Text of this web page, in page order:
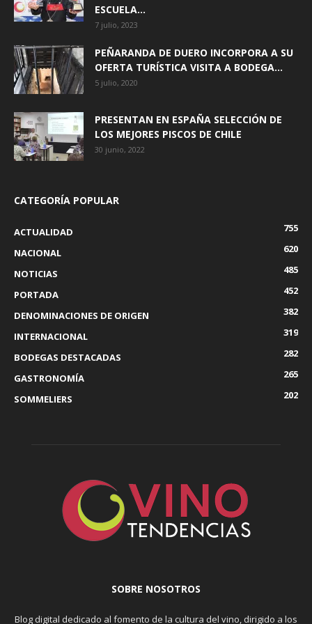
ESCUELA...
7 julio, 2023
PEÑARANDA DE DUERO INCORPORA A SU
OFERTA TURÍSTICA VISITA A BODEGA...
5 julio, 2020
PRESENTAN EN ESPAÑA SELECCIÓN DE
LOS MEJORES PISCOS DE CHILE
30 junio, 2022
CATEGORÍA POPULAR
ACTUALIDAD
755
NACIONAL
620
NOTICIAS
485
PORTADA
452
DENOMINACIONES DE ORIGEN
382
INTERNACIONAL
319
BODEGAS DESTACADAS
282
GASTRONOMÍA
265
SOMMELIERS
202
SOBRE NOSOTROS
Blog digital dedicado al fomento de la cultura del vino, dirigido a los